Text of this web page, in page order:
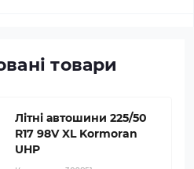
товари
Літні автошини 225/50
R17 98V XL Kormoran
UHP